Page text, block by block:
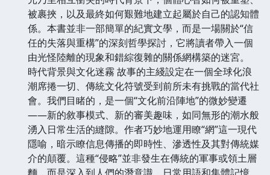
被裹挾，以及最終如何艱難地建立起屬於自己的認知體
係。本書並非一部簡單的紀實文學，而是一場關於“信
任的失落與重構”的深刻哲學探討，它將讀者帶入一個
由光怪陸離的現象和錯綜復雜的關係網構築的迷宮。
時代背景與文化迷霧 故事的主綫設定在一個全球化浪
潮席捲一切、傳統文化符號受到前所未有挑戰的當代社
會。我們目睹的，是一個“文化前沿陣地”的微妙變遷
——新的敘事模式、新的審美趣味，如同無形的潮水般
湧入日常生活的縫隙。作者巧妙地運用瞭“網”這一現代
隱喻，暗示瞭信息傳播的即時性、滲透性及其對傳統媒
介的顛覆。這種“侵略”並非發生在傳統的軍事或領土層